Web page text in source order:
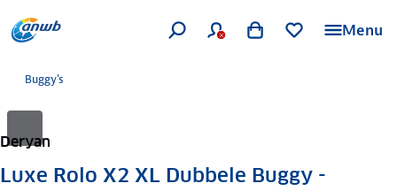
Menu
Buggy's
Deryan
Luxe Rolo X2 XL Dubbele Buggy -